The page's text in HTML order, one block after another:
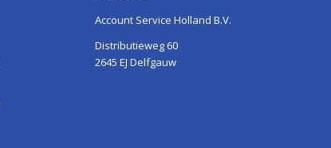
Account Service Holland B.V.
Distributieweg 60
2645 EJ Delfgauw